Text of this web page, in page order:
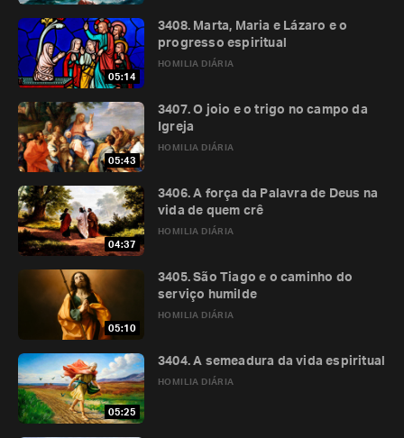
05:14
HOMILIA DIÁRIA
3408. Marta, Maria e Lázaro e o
progresso espiritual
05:43
HOMILIA DIÁRIA
3407. O joio e o trigo no campo da
Igreja
04:37
HOMILIA DIÁRIA
3406. A força da Palavra de Deus na
vida de quem crê
05:10
HOMILIA DIÁRIA
3405. São Tiago e o caminho do
serviço humilde
05:25
HOMILIA DIÁRIA
3404. A semeadura da vida espiritual